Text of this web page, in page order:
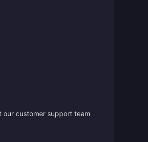
our customer support team